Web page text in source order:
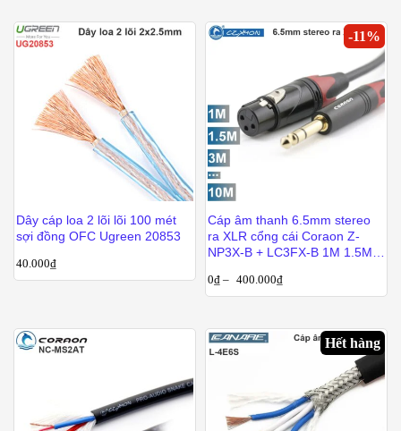
Dây cáp loa 2 lõi lõi 100 mét
sợi đồng OFC Ugreen 20853
40.000₫
-11%
Cáp âm thanh 6.5mm stereo
ra XLR cổng cái Coraon Z-
NP3X-B + LC3FX-B 1M 1.5M
0₫ – 400.000₫
Hết hàng